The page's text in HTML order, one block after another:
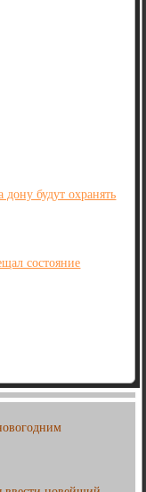
будут охранять
состояние